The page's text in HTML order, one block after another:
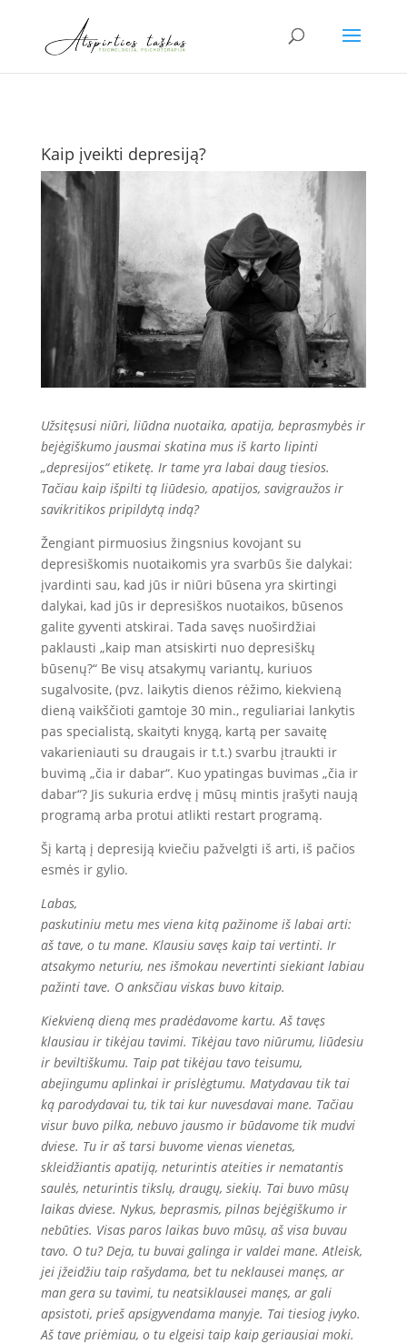
Kaip įveikti depresiją?
Užsitęsusi niūri, liūdna nuotaika, apatija, beprasmybės ir
bejėgiškumo jausmai skatina mus iš karto lipinti
„depresijos“ etiketę. Ir tame yra labai daug tiesios.
Tačiau kaip išpilti tą liūdesio, apatijos, savigraužos ir
savikritikos pripildytą indą?
Žengiant pirmuosius žingsnius kovojant su
depresiškomis nuotaikomis yra svarbūs šie dalykai:
įvardinti sau, kad jūs ir niūri būsena yra skirtingi
dalykai, kad jūs ir depresiškos nuotaikos, būsenos
galite gyventi atskirai. Tada savęs nuoširdžiai
paklausti „kaip man atsiskirti nuo depresiškų
būsenų?“ Be visų atsakymų variantų, kuriuos
sugalvosite, (pvz. laikytis dienos rėžimo, kiekvieną
dieną vaikščioti gamtoje 30 min., reguliariai lankytis
pas specialistą, skaityti knygą, kartą per savaitę
vakarieniauti su draugais ir t.t.) svarbu įtraukti ir
buvimą „čia ir dabar“. Kuo ypatingas buvimas „čia ir
dabar“? Jis sukuria erdvę į mūsų mintis įrašyti naują
programą arba protui atlikti restart programą.
Šį kartą į depresiją kviečiu pažvelgti iš arti, iš pačios
esmės ir gylio.
Labas,
paskutiniu metu mes viena kitą pažinome iš labai arti:
aš tave, o tu mane. Klausiu savęs kaip tai vertinti. Ir
atsakymo neturiu, nes išmokau nevertinti siekiant labiau
pažinti tave. O anksčiau viskas buvo kitaip.
Kiekvieną dieną mes pradėdavome kartu. Aš tavęs
klausiau ir tikėjau tavimi. Tikėjau tavo niūrumu, liūdesiu
ir beviltiškumu. Taip pat tikėjau tavo teisumu,
abejingumu aplinkai ir prislėgtumu. Matydavau tik tai
ką parodydavai tu, tik tai kur nuvesdavai mane. Tačiau
visur buvo pilka, nebuvo jausmo ir būdavome tik mudvi
dviese. Tu ir aš tarsi buvome vienas vienetas,
skleidžiantis apatiją, neturintis ateities ir nematantis
saulės, neturintis tikslų, draugų, siekių. Tai buvo mūsų
laikas dviese. Nykus, beprasmis, pilnas bejėgiškumo ir
nebūties. Visas paros laikas buvo mūsų, aš visa buvau
tavo. O tu? Deja, tu buvai galinga ir valdei mane. Atleisk,
jei įžeidžiu taip rašydama, bet tu neklausei manęs, ar
man gera su tavimi, tu neatsiklausei manęs, ar gali
apsistoti, prieš apsigyvendama manyje. Tai tiesiog įvyko.
Aš tave priėmiau, o tu elgeisi taip kaip geriausiai moki.